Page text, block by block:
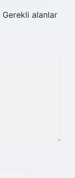
Gerekli alanlar